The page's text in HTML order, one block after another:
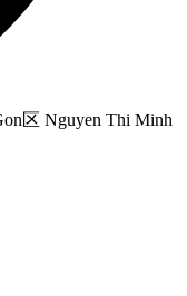
区 Nguyen Thi Minh